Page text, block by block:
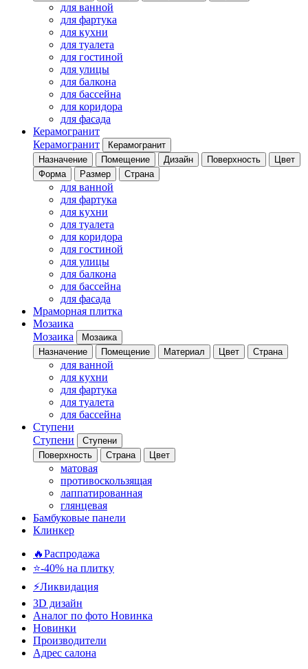
для ванной
для фартука
для кухни
для туалета
для гостиной
для улицы
для балкона
для бассейна
для коридора
для фасада
Керамогранит
Керамогранит
Керамогранит
Назначение
Помещение Дизайн Поверхность
Цвет
Форма
Размер Страна
для ванной
для фартука
для кухни
для туалета
для коридора
для гостиной
для улицы
для балкона
для бассейна
для фасада
Мраморная плитка
Мозаика
Мозаика
Мозаика
Назначение
Помещение Материал Цвет Страна
для ванной
для кухни
для фартука
для туалета
для бассейна
Ступени
Ступени
Ступени
Поверхность
Страна Цвет
матовая
противоскользящая
лаппатированная
глянцевая
Бамбуковые панели
Клинкер
🔥Распродажа
⭐-40% на плитку
⚡️Ликвидация
3D дизайн
Аналог по фото Новинка
Новинки
Производители
Адрес салона